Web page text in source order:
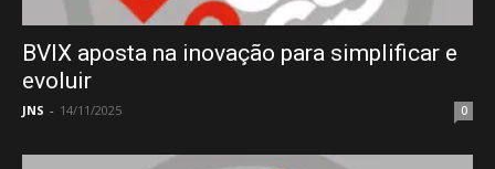
BVIX aposta na inovação para simplificar e
evoluir
JNS - 14/11/2025 0